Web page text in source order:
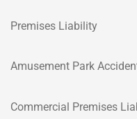
Premises Liability
Amusement Park
Commercial Premises